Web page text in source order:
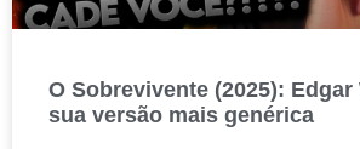
O Sobrevivente (2025): Edgar
sua versão mais genérica